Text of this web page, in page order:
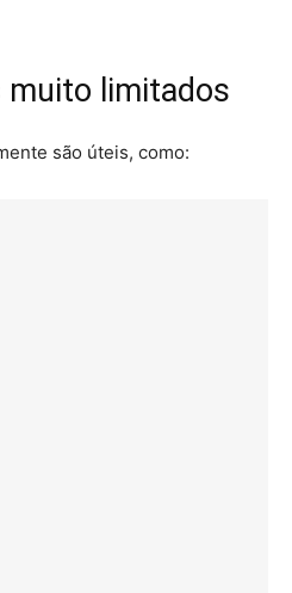
muito limitados
são úteis, como: